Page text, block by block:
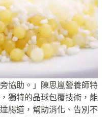
協助。」陳思嵐營養師特
獨特的晶球包覆技術，能
腸道，幫助消化、告別不